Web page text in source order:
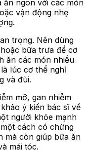
ăn ngon với các món
vận động nhẹ
trọng. Nên dùng
bữa trưa để cơ
ăn các món nhiều
lúc cơ thể nghỉ
và đùi.
mỡ, gan nhiễm
ý kiến bác sĩ về
người khỏe mạnh
cách có chừng
mà còn giúp bữa ăn
mái tóc.